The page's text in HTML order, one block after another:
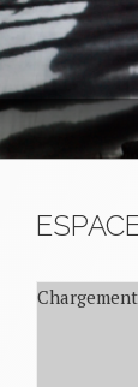
Aller
au
contenu
principal